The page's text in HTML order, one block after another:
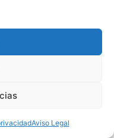
Aviso Legal